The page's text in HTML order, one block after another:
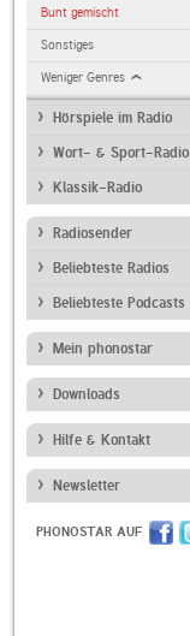
Bunt gemischt
Sonstiges
Weniger Genres
Hörspiele im Radio
Wort- & Sport-Radio
Klassik-Radio
Radiosender
Beliebteste Radios
Beliebteste Podcasts
Mein phonostar
Downloads
Hilfe & Kontakt
Newsletter
PHONOSTAR AUF